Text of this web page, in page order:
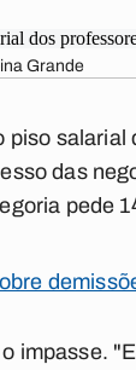
Grande
das
pede
impasse.